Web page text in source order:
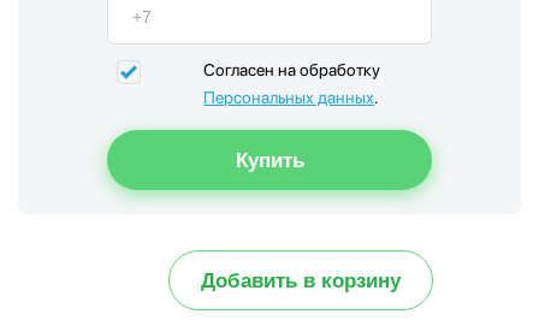
Согласен на обработку
Персональных данных.
Добавить в корзину